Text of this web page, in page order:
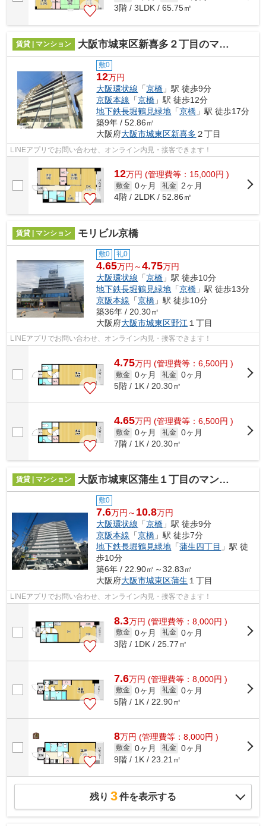
3階 / 3LDK / 65.75㎡
賃貸 | マンション 大阪市城東区新喜多２丁目のマンション
敷0
12万円
大阪環状線 「京橋 」駅 徒歩9分
京阪本線 「京橋 」駅 徒歩12分
地下鉄長堀鶴見緑地 「京橋 」駅 徒歩17分
築9年 / 52.86㎡
大阪府大阪市城東区新喜多 ２丁目
LINEアプリでお問い合わせ、オンライン内見・接客できます！
12万円 (管理費等：15,000円 )
敷金 0ヶ月 礼金 2ヶ月
4階 / 2LDK / 52.86㎡
賃貸 | マンション モリビル京橋
敷0 礼0
4.65万円～4.75万円
大阪環状線 「京橋 」駅 徒歩10分
地下鉄長堀鶴見緑地 「京橋 」駅 徒歩13分
京阪本線 「京橋 」駅 徒歩10分
築36年 / 20.30㎡
大阪府大阪市城東区野江 １丁目
LINEアプリでお問い合わせ、オンライン内見・接客できます！
4.75万円 (管理費等：6,500円 )
敷金 0ヶ月 礼金 0ヶ月
5階 / 1K / 20.30㎡
4.65万円 (管理費等：6,500円 )
敷金 0ヶ月 礼金 0ヶ月
7階 / 1K / 20.30㎡
賃貸 | マンション 大阪市城東区蒲生１丁目のマンション
敷0
7.6万円～ 10.8万円
大阪環状線 「京橋 」駅 徒歩9分
京阪本線 「京橋 」駅 徒歩7分
地下鉄長堀鶴見緑地 「蒲生四丁目 」駅 徒
歩10分
築6年 / 22.90㎡～32.83㎡
大阪府大阪市城東区蒲生 １丁目
LINEアプリでお問い合わせ、オンライン内見・接客できます！
8.3万円 (管理費等：8,000円 )
敷金 0ヶ月 礼金 0ヶ月
3階 / 1DK / 25.77㎡
7.6万円 (管理費等：8,000円 )
敷金 0ヶ月 礼金 0ヶ月
5階 / 1K / 22.90㎡
8万円 (管理費等：8,000円 )
敷金 0ヶ月 礼金 0ヶ月
9階 / 1K / 23.21㎡
残り 3件を表示する